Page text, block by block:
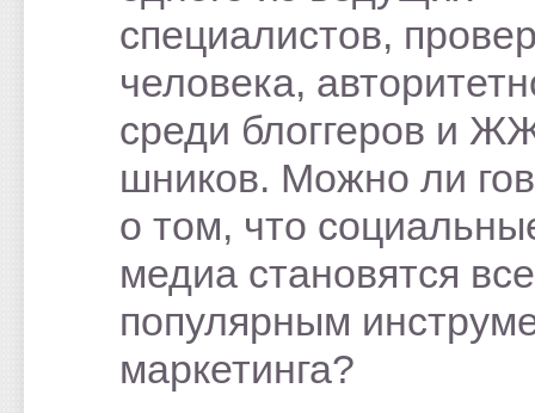
специалистов,
человека,
среди блоггеров и
шников. Можно ли
о том, что
медиа становятся
популярным
маркетинга?